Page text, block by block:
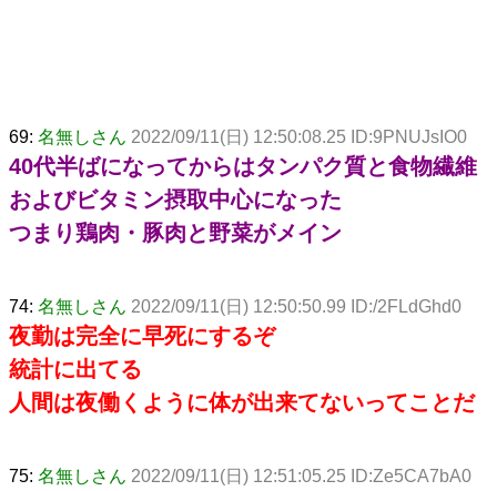
69: 名無しさん 2022/09/11(日) 12:50:08.25 ID:9PNUJsIO0
40代半ばになってからはタンパク質と食物繊維
およびビタミン摂取中心になった
つまり鶏肉・豚肉と野菜がメイン
74: 名無しさん 2022/09/11(日) 12:50:50.99 ID:/2FLdGhd0
夜勤は完全に早死にするぞ
統計に出てる
人間は夜働くように体が出来てないってことだ
75: 名無しさん 2022/09/11(日) 12:51:05.25 ID:Ze5CA7bA0